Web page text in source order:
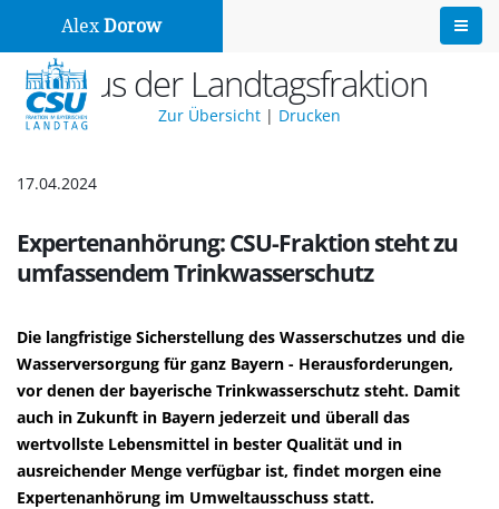
AlexDorow
Aus der Landtagsfraktion
Zur Übersicht | Drucken
17.04.2024
Expertenanhörung: CSU-Fraktion steht zu
umfassendem Trinkwasserschutz
Die langfristige Sicherstellung des Wasserschutzes und die
Wasserversorgung für ganz Bayern - Herausforderungen,
vor denen der bayerische Trinkwasserschutz steht. Damit
auch in Zukunft in Bayern jederzeit und überall das
wertvollste Lebensmittel in bester Qualität und in
ausreichender Menge verfügbar ist, findet morgen eine
Expertenanhörung im Umweltausschuss statt.